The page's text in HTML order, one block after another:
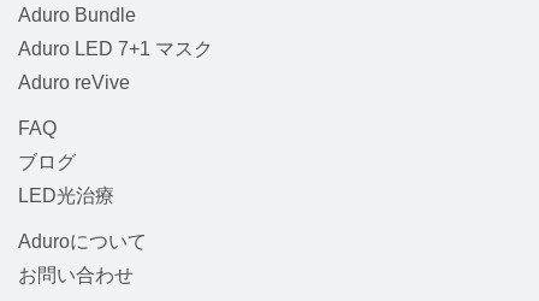
Aduro Bundle
Aduro LED 7+1 マスク
Aduro reVive
FAQ
ブログ
LED光治療
Aduroについて
お問い合わせ